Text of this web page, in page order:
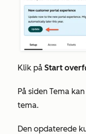
Klik på Start
På siden Tema
tema.
Den opdaterede